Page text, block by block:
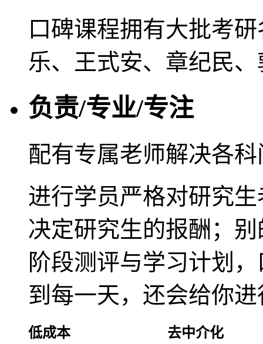
口碑课程拥有大批考
乐、王式安、章纪民
负责/专业/专注
配有专属老师解决各
进行学员严格对研究
决定研究生的报酬；
阶段测评与学习计划
到每一天，还会给你
低成本 去中介化